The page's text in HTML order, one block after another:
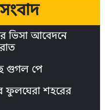
ভিসা আবেদনে
গুগল পে
ফুলঘেরা শহরের